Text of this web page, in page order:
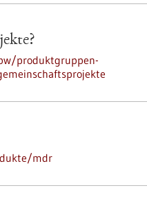
produktgruppen-
mdr